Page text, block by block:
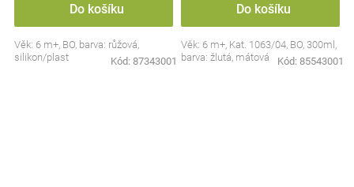
Do košíku
Věk: 6 m+, BO, barva: růžová,
silikon/plast
Kód: 87343001
Do košíku
Věk: 6 m+, Kat. 1063/04, BO, 300ml,
barva: žlutá, mátová
Kód: 85543001